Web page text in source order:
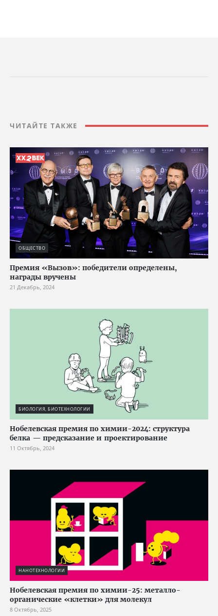
ЧИТАЙТЕ ТАКЖЕ
ОБЩЕСТВО
Премия «Вызов»: победители определены,
награды вручены
21 Декабрь, 2024
БИОЛОГИЯ, БИОТЕХНОЛОГИИ
Нобелевская премия по химии-2024: структура
белка — предсказание и проектирование
11 Октябрь, 2024
НАНОТЕХНОЛОГИИ
Нобелевская премия по химии-25: металло-
органические «клетки» для молекул
8 Октябрь, 2025